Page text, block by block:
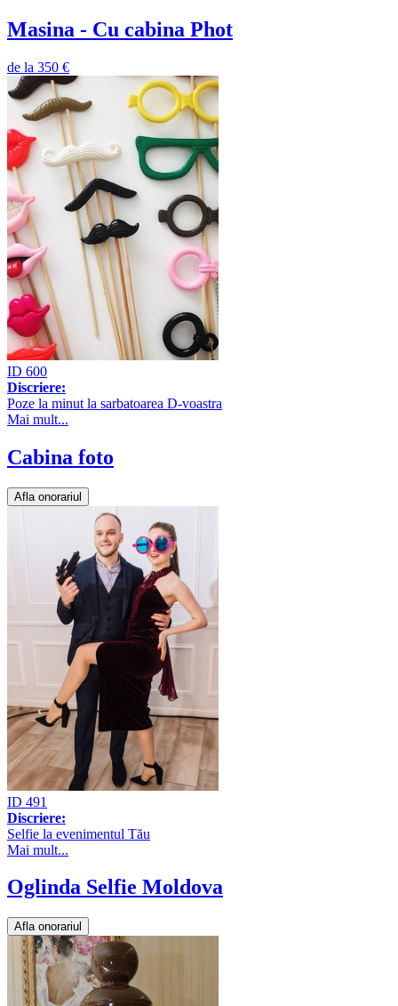
Masina - Cu cabina Phot
de la 350 €
ID 600
Discriere:
Poze la minut la sarbatoarea D-voastra
Mai mult...
Cabina foto
Afla onorariul
ID 491
Discriere:
Selfie la evenimentul Tău
Mai mult...
Oglinda Selfie Moldova
Afla onorariul